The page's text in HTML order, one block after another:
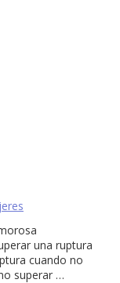
una ruptura
cuando no
superar …